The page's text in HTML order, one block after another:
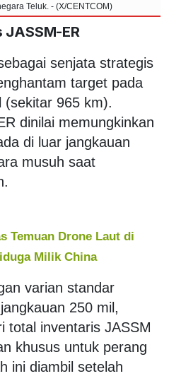
Teluk. - (X/CENTCOM)
ER
senjata strategis
target pada
(sekitar 965 km).
dinilai memungkinkan
di luar jangkauan
musuh saat
Temuan Drone Laut di
Milik China
varian standar
250 mil,
total inventaris JASSM
khusus untuk perang
ini diambil setelah